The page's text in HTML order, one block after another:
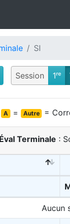
SI
Session 1ʳᵉ
A = Autre =
Terminale :
Aucun